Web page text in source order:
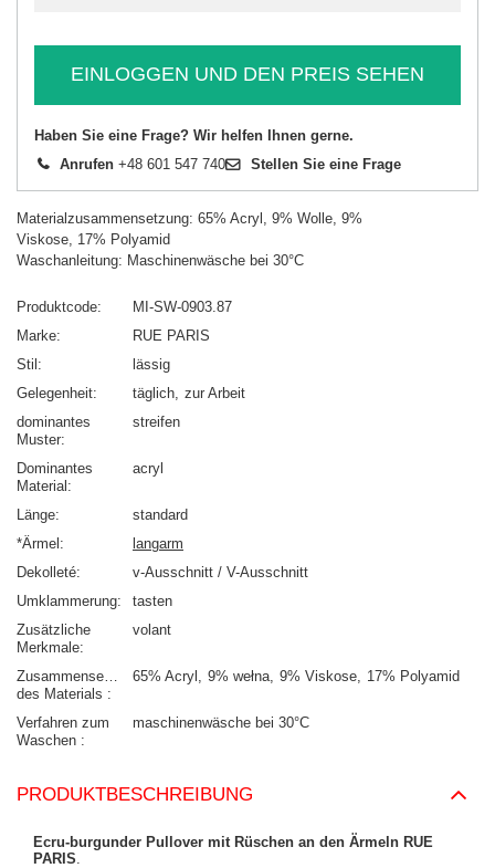
EINLOGGEN UND DEN PREIS SEHEN
Haben Sie eine Frage? Wir helfen Ihnen gerne.
Anrufen +48 601 547 740 Stellen Sie eine Frage
Materialzusammensetzung: 65% Acryl, 9% Wolle, 9%
Viskose, 17% Polyamid
Waschanleitung: Maschinenwäsche bei 30°C
Produktcode
MI-SW-0903.87
Marke
RUE PARIS
Stil
lässig
Gelegenheit
täglich zur Arbeit
dominantes
Muster
streifen
Dominantes
Material
acryl
Länge
standard
*Ärmel
langarm
Dekolleté
v-Ausschnitt / V-Ausschnitt
Umklammerung
tasten
Zusätzliche
Merkmale
volant
Zusammensetzung
des Materials
65% Acryl 9% wełna 9% Viskose 17% Polyamid
Verfahren zum
Waschen
maschinenwäsche bei 30°C
PRODUKTBESCHREIBUNG
Ecru-burgunder Pullover mit Rüschen an den Ärmeln RUE
PARIS